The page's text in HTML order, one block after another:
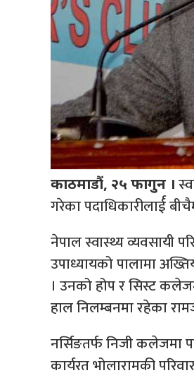
काठमाडौं, २५ फागुन ।
गरेका पदाधिकारीलार्ई
नेपाल स्वास्थ्य व्यवसायी
उपाध्यायको पालामा
। उनको होप र सिस्ट
हाल निलम्बनमा रहेका
नर्सिङतर्फ निजी कलेजमा
कार्यरत भोलारामकी